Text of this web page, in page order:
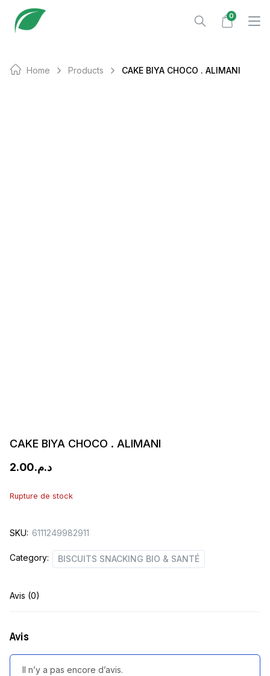
0
Home Products CAKE BIYA CHOCO . ALIMANI
CAKE BIYA CHOCO . ALIMANI
د.م.2.00
Rupture de stock
SKU: 6111249982911
Category: BISCUITS SNACKING BIO & SANTÉ
Avis (0)
Avis
Il n’y a pas encore d’avis.